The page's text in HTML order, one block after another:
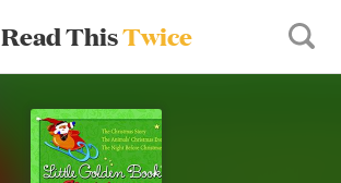
Read ThisTwice